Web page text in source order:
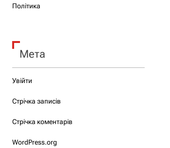
Політика
Мета
Увійти
Стрічка записів
Стрічка коментарів
WordPress.org